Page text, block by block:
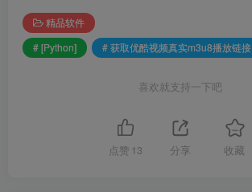
精品软件
# [Python]
# 获取优酷视频真实m3u8播放链接
喜欢就支持一下吧
点赞 13 分享 收藏